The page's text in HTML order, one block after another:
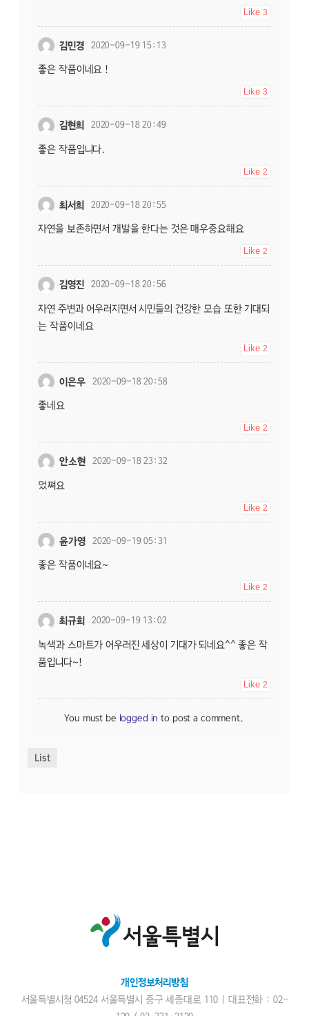
Like 3
김민경 2020-09-19 15:13
좋은 작품이네요 !
Like 3
김현희 2020-09-18 20:49
좋은 작품입니다.
Like 2
최서희 2020-09-18 20:55
자연을 보존하면서 개발을 한다는 것은 매우중요해요
Like 2
김영진 2020-09-18 20:56
자연 주변과 어우러지면서 시민들의 건강한 모습 또한 기대되
는 작품이네요
Like 2
이은우 2020-09-18 20:58
좋네요
Like 2
안소현 2020-09-18 23:32
멌쪄요
Like 2
윤가영 2020-09-19 05:31
좋은 작품이네요~
Like 2
최규희 2020-09-19 13:02
녹색과 스마트가 어우러진 세상이 기대가 되네요^^ 좋은 작
품입니다~!
Like 2
You must be logged in to post a comment.
List
개인정보처리방침
서울특별시청 04524 서울특별시 중구 세종대로 110 | 대표전화 : 02-